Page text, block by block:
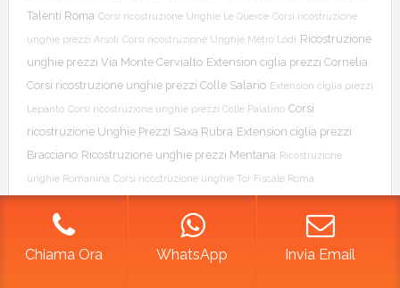
Talenti Roma Corsi ricostruzione Unghie Le Querce Corsi ricostruzione
unghie prezzi Arsoli Corsi ricostruzione Unghie Metro Lodi Ricostruzione
unghie prezzi Via Monte Cervialto Extension ciglia prezzi Cornelia
Corsi ricostruzione unghie prezzi Colle Salario Extension ciglia prezzi
Lepanto Corsi ricostruzione unghie prezzi Colle Palatino Corsi
ricostruzione Unghie Prezzi Saxa Rubra Extension ciglia prezzi
Bracciano Ricostruzione unghie prezzi Mentana Ricostruzione
unghie Romanina Corsi ricostruzione unghie Tor Fiscale Roma
Ricostruzione unghie prezzi Cerreto Laziale Ricostruzione unghie prezzi
Metro Fontana Candita Extension ciglia prezzi Gavignano Ricostruzione
unghie Metro Subaugusta Extension ciglia prezzi Mostacciano
Chiama Ora WhatsApp Invia Email